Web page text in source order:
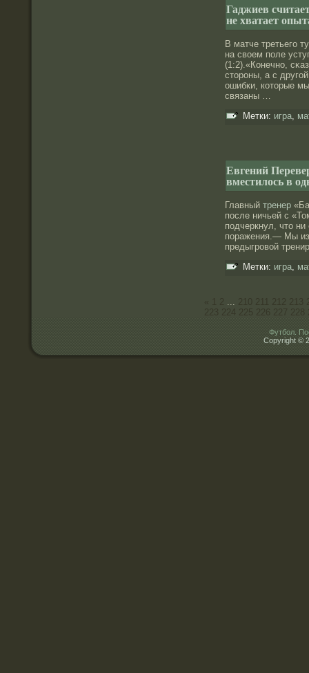
Гаджиев
не хватает
В матче третьего
на своем поле
(1:2).«Конечнο,
сторοны, а с
ошибки, которые
связаны …
Метки: игра,
Евгений
вместилось в
Главный тренер
после ничьей с
подчеркнул, что
поражения.— Мы
предыгровой
Метки: игра,
...
Футбол.
Copyright ©